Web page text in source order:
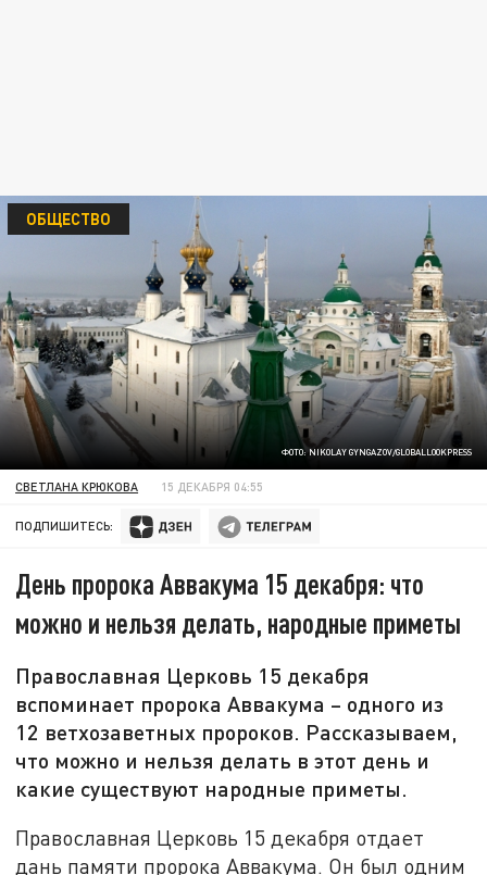
ФОТО: NIKOLAY GYNGAZOV/GLOBALLOOKPRESS
ОБЩЕСТВО
СВЕТЛАНА КРЮКОВА 15 ДЕКАБРЯ 04:55
ПОДПИШИТЕСЬ:
День пророка Аввакума 15 декабря: что
можно и нельзя делать, народные приметы
Православная Церковь 15 декабря
вспоминает пророка Аввакума – одного из
12 ветхозаветных пророков. Рассказываем,
что можно и нельзя делать в этот день и
какие существуют народные приметы.
Православная Церковь 15 декабря отдает
дань памяти пророка Аввакума. Он был одним